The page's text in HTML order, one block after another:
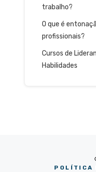
trabalho?
O que é
profissionais?
Cursos de
Habilidades
POLÍTICA